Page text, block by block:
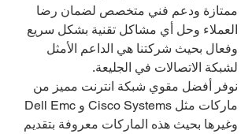
ممتازة ودعم فني متخصص لضمان رضا
العملاء وحل أي مشاكل تقنية بشكل سريع
وفعال بحيث شركتنا هي الداعم الأمثل
لشبكة الاتصالات في الجليعة.
نوفر أفضل مقوي شبكة انترنت مميز من
وغيرها بحيث هذه الماركات معروفة بتقديم